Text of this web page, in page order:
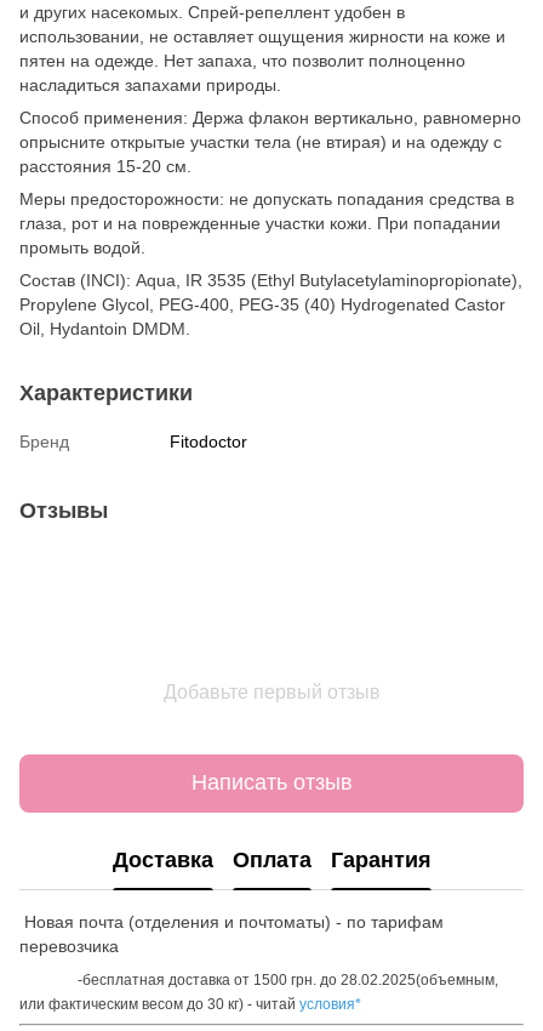
и других насекомых. Спрей-репеллент удобен в
использовании, не оставляет ощущения жирности на коже и
пятен на одежде. Нет запаха, что позволит полноценно
насладиться запахами природы.
Способ применения: Держа флакон вертикально, равномерно
опрысните открытые участки тела (не втирая) и на одежду с
расстояния 15-20 см.
Меры предосторожности: не допускать попадания средства в
глаза, рот и на поврежденные участки кожи. При попадании
промыть водой.
Состав (INCI): Aqua, IR 3535 (Ethyl Butylacetylaminopropionate),
Propylene Glycol, PEG-400, PEG-35 (40) Hydrogenated Castor
Oil, Hydantoin DMDM.
Характеристики
Бренд Fitodoctor
Отзывы
Добавьте первый отзыв
Написать отзыв
Доставка Оплата Гарантия
Новая почта (отделения и почтоматы) - по тарифам
перевозчика
-бесплатная доставка от 1500 грн. до 28.02.2025(объемным,
или фактическим весом до 30 кг) - читай условия*